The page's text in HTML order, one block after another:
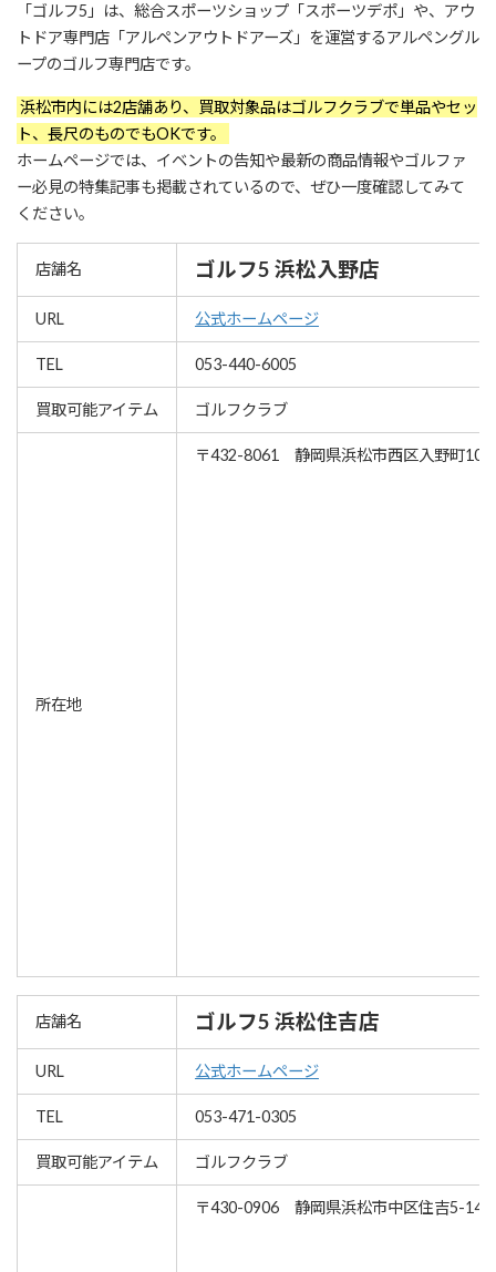
「ゴルフ5」は、総合スポーツショップ「スポーツデポ」や、アウ
トドア専門店「アルペンアウトドアーズ」を運営するアルペングル
ープのゴルフ専門店です。
浜松市内には2店舗あり、買取対象品はゴルフクラブで単品やセッ
ト、長尺のものでもOKです。
ホームページでは、イベントの告知や最新の商品情報やゴルファ
ー必見の特集記事も掲載されているので、ぜひ一度確認してみて
ください。
店舗名 ゴルフ5 浜松入野店
URL 公式ホームページ
TEL 053-440-6005
買取可能アイテム ゴルフクラブ
所在地
〒432-8061 静岡県浜松市西区入野町
店舗名 ゴルフ5 浜松住吉店
URL 公式ホームページ
TEL 053-471-0305
買取可能アイテム ゴルフクラブ
〒430-0906 静岡県浜松市中区住吉5-14-